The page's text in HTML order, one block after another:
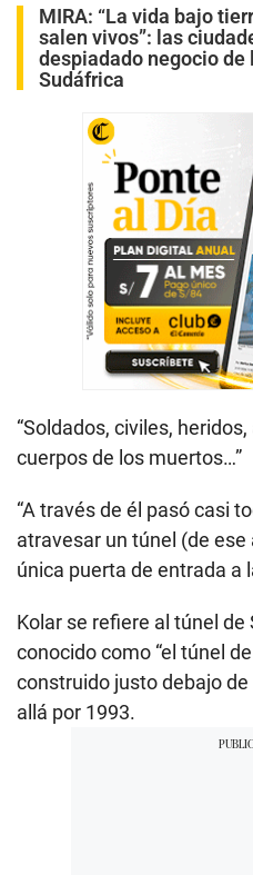
MIRA: “La vida bajo
salen vivos”: las
despiadado negocio
Sudáfrica
“Soldados, civiles,
cuerpos de los muertos…”
“A través de él pasó casi
atravesar un túnel (de ese
única puerta de entrada a
Kolar se refiere al túnel
conocido como “el túnel
construido justo debajo
allá por 1993.